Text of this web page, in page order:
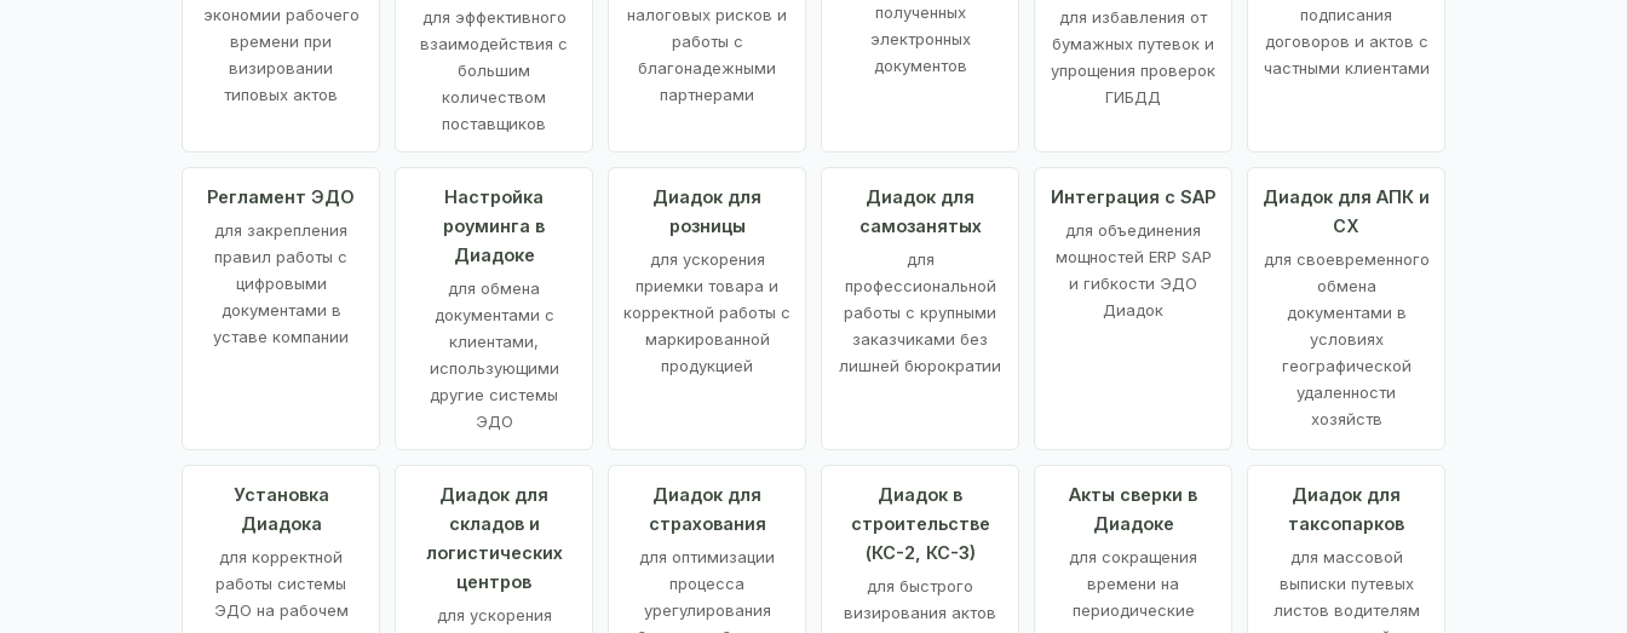
экономии рабочего
времени при
визировании
типовых актов
для эффективного
взаимодействия с
большим
количеством
поставщиков
налоговых рисков и
работы с
благонадежными
партнерами
полученных
электронных
документов
для избавления от
бумажных путевок и
упрощения проверок
ГИБДД
подписания
договоров и актов с
частными клиентами
Регламент ЭДО
для закрепления
правил работы с
цифровыми
документами в
уставе компании
Настройка
роуминга в
Диадоке
для обмена
документами с
клиентами,
использующими
другие системы
ЭДО
Диадок для
розницы
для ускорения
приемки товара и
корректной работы с
маркированной
продукцией
Диадок для
самозанятых
для
профессиональной
работы с крупными
заказчиками без
лишней бюрократии
Интеграция с SAP
для объединения
мощностей ERP SAP
и гибкости ЭДО
Диадок
Диадок для АПК и
СХ
для своевременного
обмена
документами в
условиях
географической
удаленности
хозяйств
Установка
Диадока
для корректной
работы системы
ЭДО на рабочем
Диадок для
складов и
логистических
центров
для ускорения
Диадок для
страхования
для оптимизации
процесса
урегулирования
Диадок в
строительстве
(КС-2, КС-3)
для быстрого
визирования актов
Акты сверки в
Диадоке
для сокращения
времени на
периодические
Диадок для
таксопарков
для массовой
выписки путевых
листов водителям